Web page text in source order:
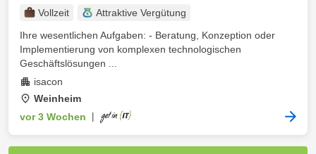
Vollzeit
Attraktive Vergütung
Ihre wesentlichen Aufgaben: - Beratung, Konzeption oder
Implementierung von komplexen technologischen
Geschäftslösungen ...
isacon
Weinheim
vor 3 Wochen